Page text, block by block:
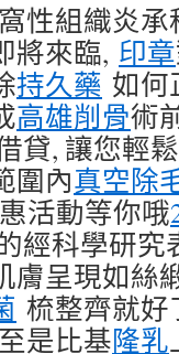
性組織炎
將來臨, 印章
持久藥 如
高雄削骨術
貸, 讓您輕鬆
圍內真空除
活動等你哦
經科學研究
膚呈現如絲
梳整齊就好
至是比基隆乳